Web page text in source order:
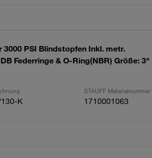
3000 PSI Blindstopfen Inkl. metr.
Federringe & O-Ring(NBR) Größe: 3"
STAUFF Materialnummer
K 1710001063